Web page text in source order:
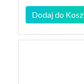
Dodaj do